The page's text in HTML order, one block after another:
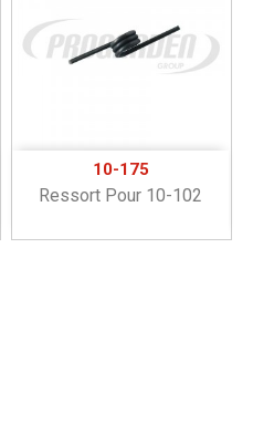
10-175
Ressort Pour 10-102